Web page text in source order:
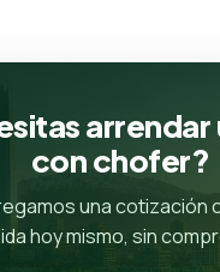
arrendar
con chofer?
una cotización
hoy mismo, sin